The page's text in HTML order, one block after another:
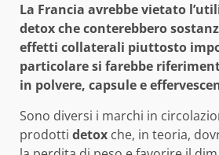
La Francia avrebbe vietato
detox che conterebbero
effetti collaterali piuttosto
particolare si farebbe
in polvere, capsule e
Sono diversi i marchi in
prodotti detox che, in teoria,